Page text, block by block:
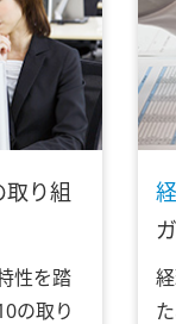
取り組
性を踏
の取り